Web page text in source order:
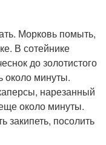
Морковь помыть,
В сотейнике
до золотистого
около минуты.
нарезанный
около минуты.
закипеть, посолить